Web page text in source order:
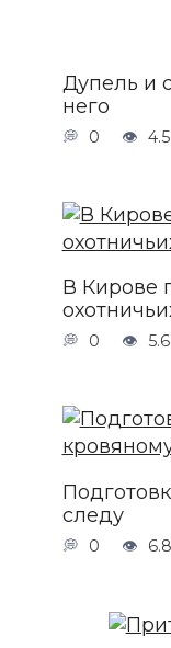
Дупель и
него
0
В Кирове
0
следу
0